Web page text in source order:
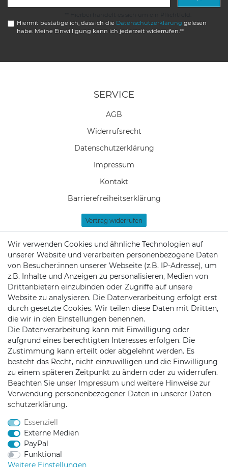
Hiermit bestätige ich, dass ich die Daten­schutz­erklärung gelesen
habe. Meine Einwilligung kann ich jederzeit widerrufen.**
SERVICE
AGB
Widerrufs­recht
Daten­schutz­erklärung
Impressum
Kontakt
Barrierefreiheitserklärung
Vertrag widerrufen
Zahlung & Versand
Batteriehinweis
KONTAKT
Telefon: +49 176 24909451
Mail:mail@trollingtreff.de
Wir verwenden Cookies und ähnliche Technologien auf
unserer Website und verarbeiten personenbezogene Daten
von Besucher:innen unserer Webseite (z.B. IP-Adresse), um
z.B. Inhalte und Anzeigen zu personalisieren, Medien von
Drittanbietern einzubinden oder Zugriffe auf unsere
Website zu analysieren. Die Datenverarbeitung erfolgt erst
durch gesetzte Cookies. Wir teilen diese Daten mit Dritten,
die wir in den Einstellungen benennen.
Die Datenverarbeitung kann mit Einwilligung oder
aufgrund eines berechtigten Interesses erfolgen. Die
Zustimmung kann erteilt oder abgelehnt werden. Es
besteht das Recht, nicht einzuwilligen und die Einwilligung
zu einem späteren Zeitpunkt zu ändern oder zu widerrufen.
Beachten Sie unser Impressum und weitere Hinweise zur
Verwendung personenbezogener Daten in unserer Daten­
schutz­erklärung.
Essenziell
Externe Medien
PayPal
Funktional
Weitere Einstellungen